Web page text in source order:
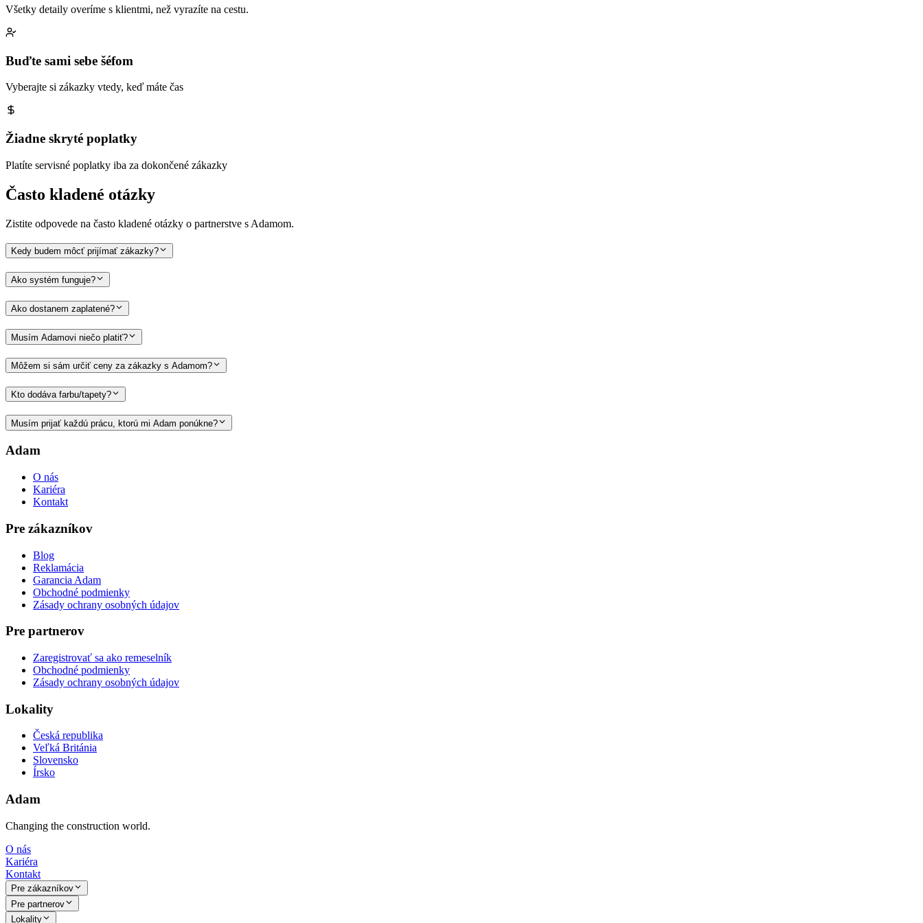
Všetky detaily overíme s klientmi, než vyrazíte na cestu.
Buďte sami sebe šéfom
Vyberajte si zákazky vtedy, keď máte čas
Žiadne skryté poplatky
Platíte servisné poplatky iba za dokončené zákazky
Často kladené otázky
Zistite odpovede na často kladené otázky o partnerstve s Adamom.
Kedy budem môcť prijímať zákazky?
Ako systém funguje?
Ako dostanem zaplatené?
Musím Adamovi niečo platiť?
Môžem si sám určiť ceny za zákazky s Adamom?
Kto dodáva farbu/tapety?
Musím prijať každú prácu, ktorú mi Adam ponúkne?
Adam
O nás
Kariéra
Kontakt
Pre zákazníkov
Blog
Reklamácia
Garancia Adam
Obchodné podmienky
Zásady ochrany osobných údajov
Pre partnerov
Zaregistrovať sa ako remeselník
Obchodné podmienky
Zásady ochrany osobných údajov
Lokality
Česká republika
Veľká Británia
Slovensko
Írsko
Adam
Changing the construction world.
O nás
Kariéra
Kontakt
Pre zákazníkov
Pre partnerov
Lokality